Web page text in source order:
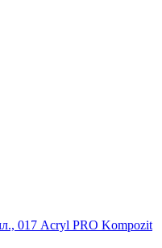
017 Acryl PRO Kompozit